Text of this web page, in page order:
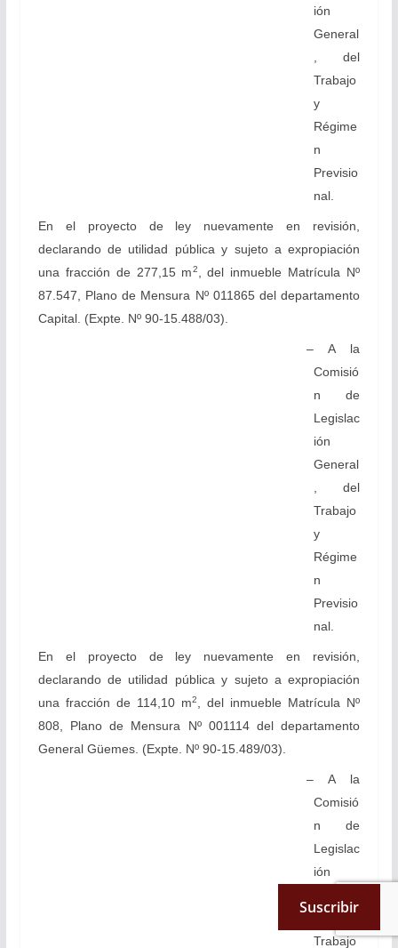
ión
General
, del
Trabajo
y
Régime
n
Previsio
nal.
En el proyecto de ley nuevamente en revisión,
declarando de utilidad pública y sujeto a expropiación
una fracción de 277,15 m2, del inmueble Matrícula Nº
87.547, Plano de Mensura Nº 011865 del departamento
Capital. (Expte. Nº 90-15.488/03).
– A la
Comisió
n de
Legislac
ión
General
, del
Trabajo
y
Régime
n
Previsio
nal.
En el proyecto de ley nuevamente en revisión,
declarando de utilidad pública y sujeto a expropiación
una fracción de 114,10 m2, del inmueble Matrícula Nº
808, Plano de Mensura Nº 001114 del departamento
General Güemes. (Expte. Nº 90-15.489/03).
– A la
Comisió
n de
Legislac
ión
Trabajo
Suscribir